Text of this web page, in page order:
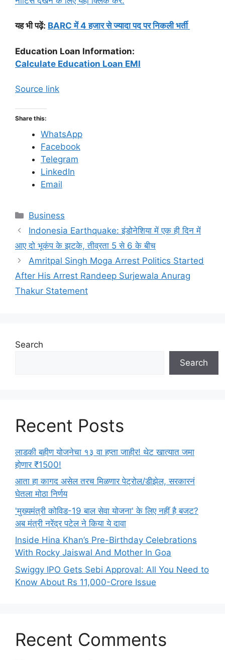
यह भी पढ़ें: BARC में 4 हजार से ज्यादा पद पर निकली भर्ती
Education Loan Information:
Calculate Education Loan EMI
Source link
Share this:
WhatsApp
Facebook
Telegram
LinkedIn
Email
C
a
e
g
o
r
Business
Indonesia Earthquake: इंडोनेशिया में एक ही दिन में
आए दो भूकंप के झटके, तीव्रता 5 से 6 के बीच
Amritpal Singh Moga Arrest Politics Started
After His Arrest Randeep Surjewala Anurag
Thakur Statement
Search
Search
Recent Posts
लाडकी बहीण योजनेचा १३ वा हप्ता जाहीर! थेट खात्यात जमा
होणार ₹1500!
आता हा कागद असेल तरच मिळणार पेट्रोल/डीझेल, सरकारनं
घेतला मोठा निर्णय
'मुख्यमंत्री कोविड-19 बाल सेवा योजना' के लिए नहीं है बजट?
अब मंत्री नरेंद्र पटेल ने किया ये दावा
Inside Hina Khan’s Pre-Birthday Celebrations
With Rocky Jaiswal And Mother In Goa
Swiggy IPO Gets Sebi Approval: All You Need to
Know About Rs 11,000-Crore Issue
Recent Comments